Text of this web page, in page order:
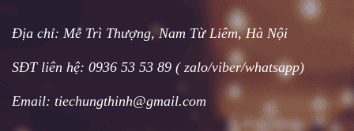
Địa chỉ: Mễ Trì Thượng, Nam Từ Liêm, Hà Nội
SĐT liên hệ: 0936 53 53 89 ( zalo/viber/whatsapp)
Email: tiechungthinh@gmail.com